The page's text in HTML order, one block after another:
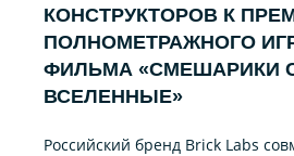
КОНСТРУКТОРОВ К
ПОЛНОМЕТРАЖНОГО
ФИЛЬМА «CМЕШАРИКИ
ВСЕЛЕННЫЕ»
Российский бренд Brick Labs